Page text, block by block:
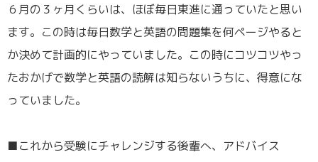
６月の３ヶ月くらいは、ほぼ毎日東進に通っていたと思い
ます。この時は毎日数学と英語の問題集を何ページやると
か決めて計画的にやっていました。この時にコツコツやっ
たおかげで数学と英語の読解は知らないうちに、得意にな
っていました。
■これから受験にチャレンジする後輩へ、アドバイス